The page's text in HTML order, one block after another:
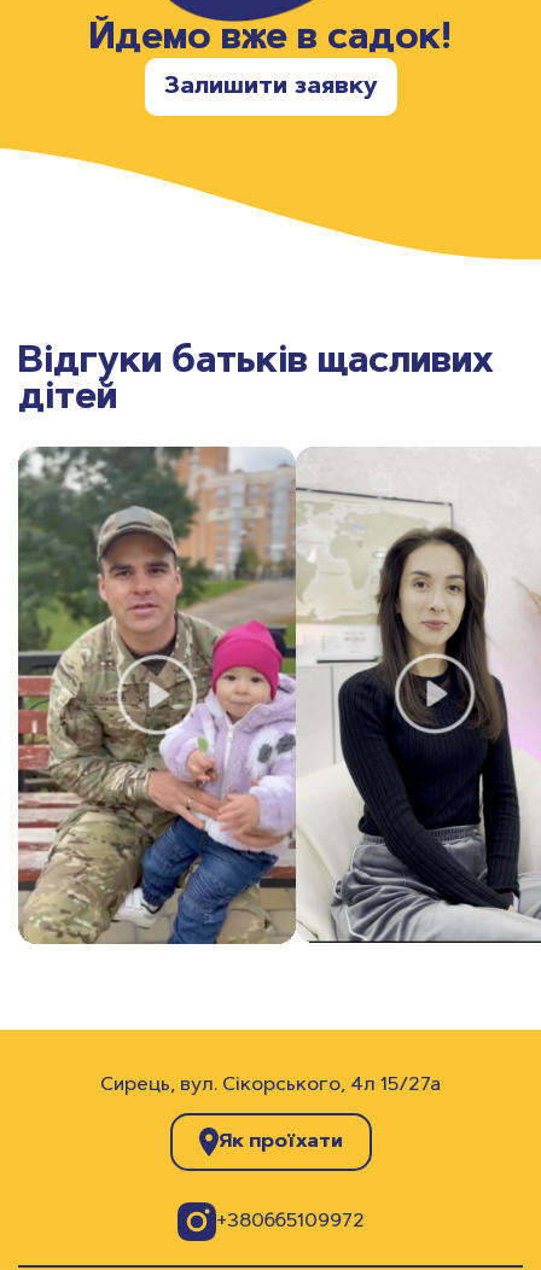
Йдемо вже в садок!
Залишити заявку
Відгуки батьків щасливих
дітей
Сирець, вул. Сікорського, 4л 15/27а
Як проїхати
+380665109972